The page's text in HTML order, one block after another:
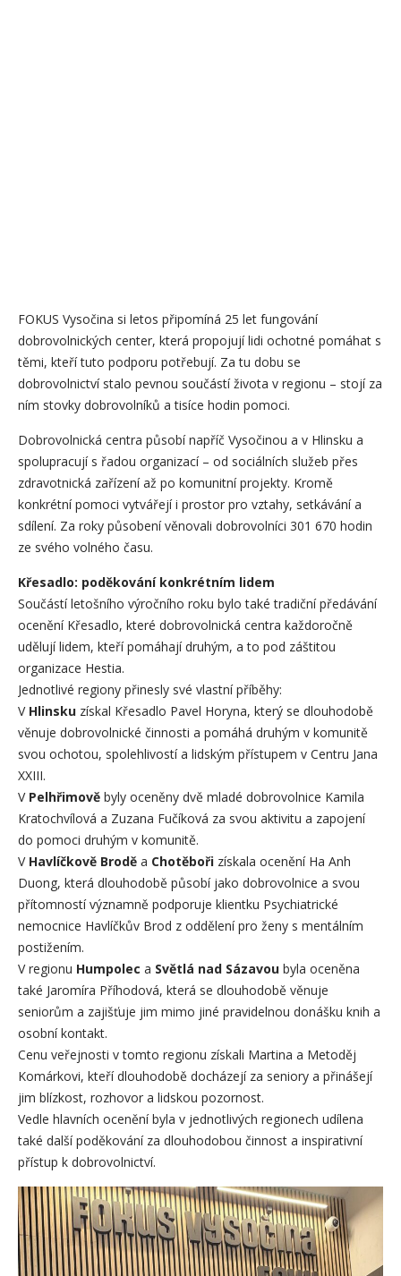
FOKUS Vysočina si letos připomíná 25 let fungování
dobrovolnických center, která propojují lidi ochotné pomáhat s
těmi, kteří tuto podporu potřebují. Za tu dobu se
dobrovolnictví stalo pevnou součástí života v regionu – stojí za
ním stovky dobrovolníků a tisíce hodin pomoci.
Dobrovolnická centra působí napříč Vysočinou a v Hlinsku a
spolupracují s řadou organizací – od sociálních služeb přes
zdravotnická zařízení až po komunitní projekty. Kromě
konkrétní pomoci vytvářejí i prostor pro vztahy, setkávání a
sdílení. Za roky působení věnovali dobrovolníci 301 670 hodin
ze svého volného času.
Křesadlo: poděkování konkrétním lidem
Součástí letošního výročního roku bylo také tradiční předávání
ocenění Křesadlo, které dobrovolnická centra každoročně
udělují lidem, kteří pomáhají druhým, a to pod záštitou
organizace Hestia.
Jednotlivé regiony přinesly své vlastní příběhy:
V Hlinsku získal Křesadlo Pavel Horyna, který se dlouhodobě
věnuje dobrovolnické činnosti a pomáhá druhým v komunitě
svou ochotou, spolehlivostí a lidským přístupem v Centru Jana
XXIII.
VPelhřimově byly oceněny dvě mladé dobrovolnice Kamila
Kratochvílová a Zuzana Fučíková za svou aktivitu a zapojení
do pomoci druhým v komunitě.
V Havlíčkově Brodě a Chotěboři získala ocenění Ha Anh
Duong, která dlouhodobě působí jako dobrovolnice a svou
přítomností významně podporuje klientku Psychiatrické
nemocnice Havlíčkův Brod z oddělení pro ženy s mentálním
postižením.
V regionu Humpolec a Světlá nad Sázavou byla oceněna
také Jaromíra Příhodová, která se dlouhodobě věnuje
seniorům a zajišťuje jim mimo jiné pravidelnou donášku knih a
osobní kontakt.
Cenu veřejnosti v tomto regionu získali Martina a Metoděj
Komárkovi, kteří dlouhodobě docházejí za seniory a přinášejí
jim blízkost, rozhovor a lidskou pozornost.
Vedle hlavních ocenění byla v jednotlivých regionech udílena
také další poděkování za dlouhodobou činnost a inspirativní
přístup k dobrovolnictví.